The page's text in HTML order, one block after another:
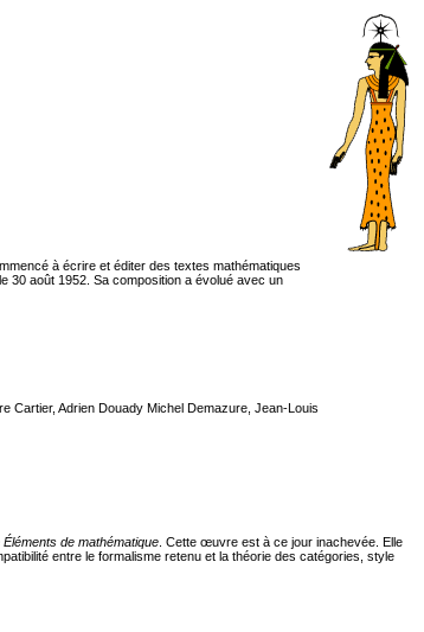
à écrire et éditer des textes mathématiques
30 août 1952. Sa composition a évolué avec un
Cartier, Adrien Douady Michel Demazure, Jean-Louis
Éléments de mathématique. Cette œuvre est à ce jour inachevée. Elle
entre le formalisme retenu et la théorie des catégories, style